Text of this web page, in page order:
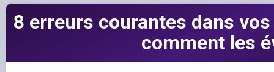
8 erreurs courantes dans
comment les